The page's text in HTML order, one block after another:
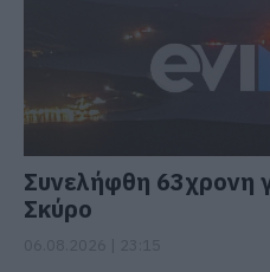
Συνελήφθη 63χρονη
Σκύρο